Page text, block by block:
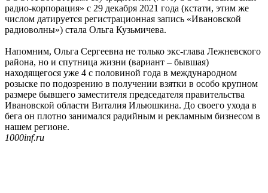
радио-корпорация» с 29 декабря 2021 года (кстати, этим же
числом датируется регистрационная запись «Ивановской
радиоволны») стала Ольга Кузьмичева.
Напомним, Ольга Сергеевна не только экс-глава Лежневского
района, но и спутница жизни (вариант – бывшая)
находящегося уже 4 с половиной года в международном
розыске по подозрению в получении взятки в особо крупном
размере бывшего заместителя председателя правительства
Ивановской области Виталия Ильюшкина. До своего ухода в
бега он плотно занимался радийным и рекламным бизнесом в
нашем регионе.
1000inf.ru